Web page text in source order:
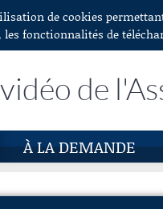
de cookies
fonctionnalités de
de
À LA DEMANDE